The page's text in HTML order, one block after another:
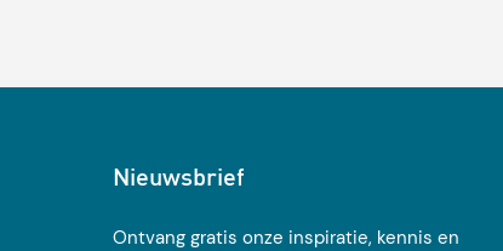
Nieuwsbrief
Ontvang gratis onze inspiratie, kennis en